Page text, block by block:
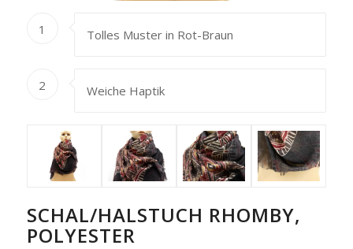
1 Tolles Muster in Rot-Braun
2 Weiche Haptik
SCHAL/HALSTUCH RHOMBY,
POLYESTER